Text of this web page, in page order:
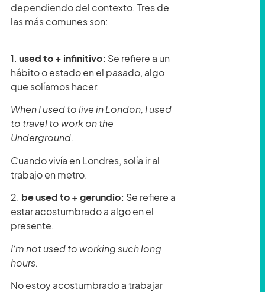
dependiendo del contexto. Tres de
las más comunes son:
1. used to + infinitivo: Se refiere a un
hábito o estado en el pasado, algo
que solíamos hacer.
When I used to live in London, I used
to travel to work on the
Underground.
Cuando vivía en Londres, solía ir al
trabajo en metro.
2. be used to + gerundio: Se refiere a
estar acostumbrado a algo en el
presente.
I’m not used to working such long
hours.
No estoy acostumbrado a trabajar